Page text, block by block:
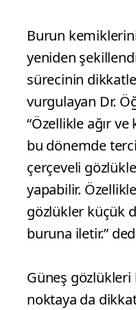
Burun
yeniden
sürecinin
vurgulayan Dr.
“Özellikle ağır
bu dönemde
çerçeveli
yapabilir.
gözlükler küçük
buruna iletir.”
Güneş
noktaya da